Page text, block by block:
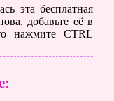
эта бесплатная
добавьте её в
нажмите CTRL